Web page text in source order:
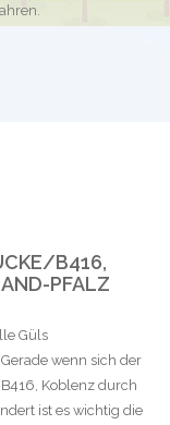
B416,
PFALZ
Güls
wenn sich der
Koblenz durch
ist es wichtig die